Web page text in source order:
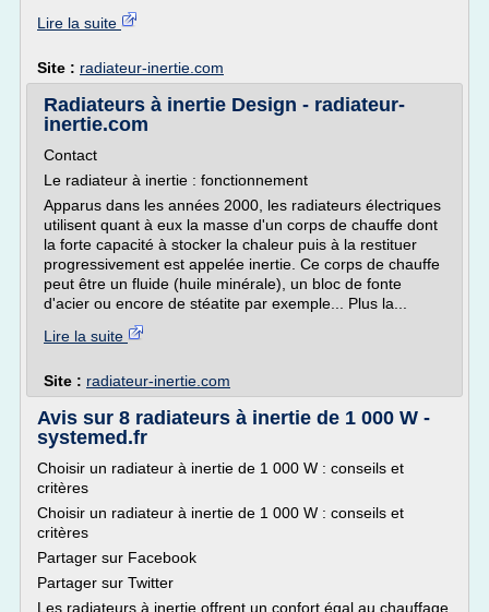
Lire la suite
Site : radiateur-inertie.com
Radiateurs à inertie Design - radiateur-
inertie.com
Contact
Le radiateur à inertie : fonctionnement
Apparus dans les années 2000, les radiateurs électriques
utilisent quant à eux la masse d'un corps de chauffe dont
la forte capacité à stocker la chaleur puis à la restituer
progressivement est appelée inertie. Ce corps de chauffe
peut être un fluide (huile minérale), un bloc de fonte
d'acier ou encore de stéatite par exemple... Plus la...
Lire la suite
Site : radiateur-inertie.com
Avis sur 8 radiateurs à inertie de 1 000 W -
systemed.fr
Choisir un radiateur à inertie de 1 000 W : conseils et
critères
Choisir un radiateur à inertie de 1 000 W : conseils et
critères
Partager sur Facebook
Partager sur Twitter
Les radiateurs à inertie offrent un confort égal au chauffage